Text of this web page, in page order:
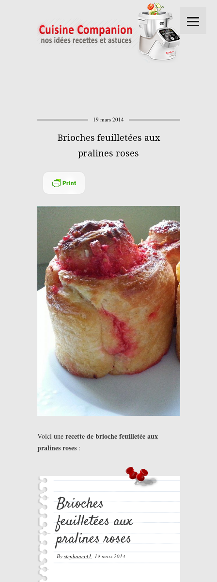
19 mars 2014
Brioches feuilletées aux
pralines roses
Voici une recette de brioche feuilletée aux
pralines roses:
Brioches
feuilletées aux
pralines roses
By stephaner41, 19 mars 2014